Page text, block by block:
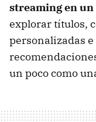
streaming en
explorar títulos,
personalizadas
un poco como